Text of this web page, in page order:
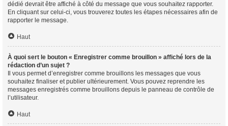
dédié devrait être affiché à côté du message que vous souhaitez rapporter.
En cliquant sur celui-ci, vous trouverez toutes les étapes nécessaires afin de
rapporter le message.
Haut
À quoi sert le bouton « Enregistrer comme brouillon » affiché lors de la
rédaction d’un sujet ?
Il vous permet d’enregistrer comme brouillons les messages que vous
souhaitez finaliser et publier ultérieurement. Vous pouvez reprendre les
messages enregistrés comme brouillons depuis le panneau de contrôle de
l’utilisateur.
Haut